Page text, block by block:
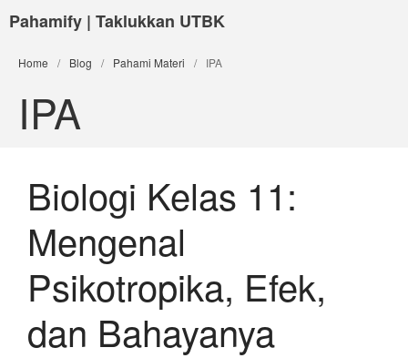
Pahamify | Taklukkan UTBK
Home / Blog / Pahami Materi / IPA
IPA
Biologi Kelas 11:
Mengenal
Psikotropika, Efek,
dan Bahayanya